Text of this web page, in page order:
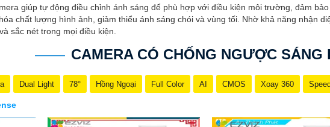
giúp tự động điều chỉnh ánh sáng để phù hợp với điều kiện môi trường, đảm
chất lượng hình ảnh, giảm thiểu ánh sáng chói và vùng tối. Nhờ khả năng nhận
sắc nét trong mọi điều kiện.
CAMERA CÓ CHỐNG NGƯỢC SÁNG
Dual Light 78° Hồng Ngoại Full Color AI CMOS Xoay 360